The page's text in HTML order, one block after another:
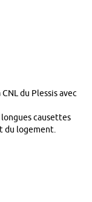
du Plessis avec
longues causettes
du logement.